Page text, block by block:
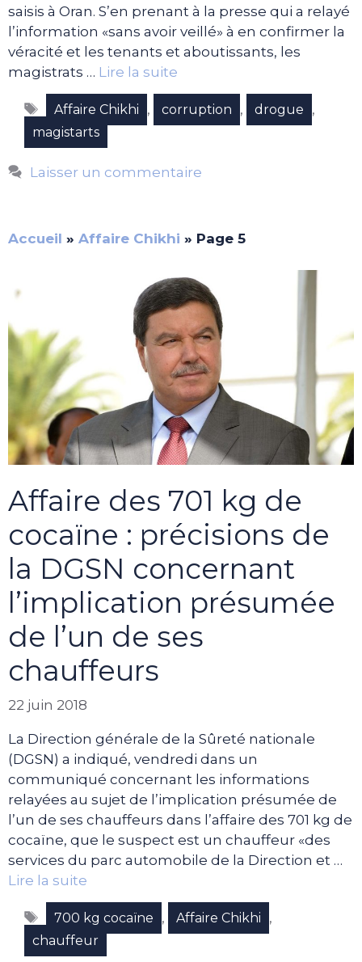
saisis à Oran. S’en prenant à la presse qui a relayé
l’information «sans avoir veillé» à en confirmer la
véracité et les tenants et aboutissants, les
magistrats … Lire la suite
Étiquettes
Affaire Chikhi , corruption , drogue ,
magistarts
Laisser un commentaire
Accueil » Affaire Chikhi » Page 5
Affaire des 701 kg de
cocaïne : précisions de
la DGSN concernant
l’implication présumée
de l’un de ses
chauffeurs
22 juin 2018
La Direction générale de la Sûreté nationale
(DGSN) a indiqué, vendredi dans un
communiqué concernant les informations
relayées au sujet de l’implication présumée de
l’un de ses chauffeurs dans l’affaire des 701 kg de
cocaïne, que le suspect est un chauffeur «des
services du parc automobile de la Direction et …
Lire la suite
Étiquettes
700 kg cocaïne , Affaire Chikhi ,
chauffeur